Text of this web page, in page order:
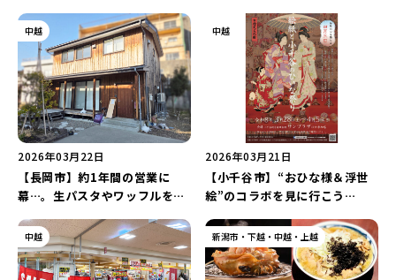
バリアフリー設計で車椅子やベ
ビーカーも安心♪
ト！「亀田縞ベビーセット」な
ど“本物の価値”を想いとともに
届けよう♪
中越
2026年03月22日
【長岡市】約1年間の営業に
幕…。生パスタやワッフルを堪
ー)』が3月30日に閉店！
中越
2026年03月21日
【小千谷市】“おひな様＆浮世
絵”のコラボを見に行こう
いな祭り』が3月28日から開
催！「謎解きスタンプラリー」
など催しが盛りだくさん♪
中越 新潟市・下越・中越・上越